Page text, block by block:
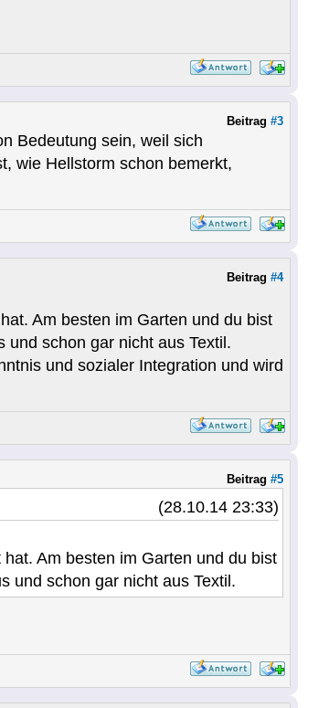
Beitrag #3
Bedeutung sein, weil sich
wie Hellstorm schon bemerkt,
Beitrag #4
Am besten im Garten und du bist
schon gar nicht aus Textil.
und sozialer Integration und wird
Beitrag #5
(28.10.14 23:33)
Am besten im Garten und du bist
und schon gar nicht aus Textil.